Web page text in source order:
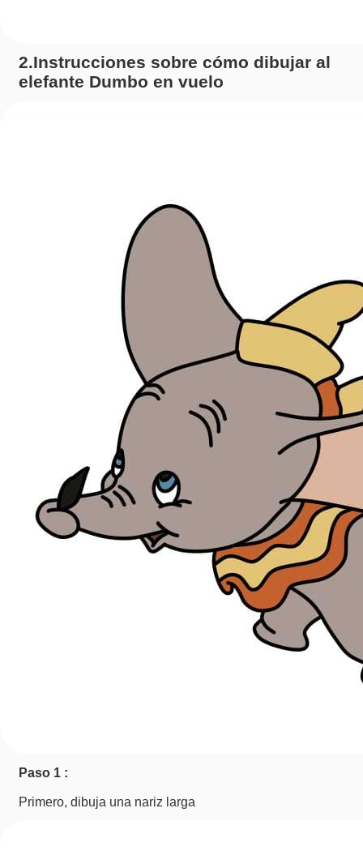
2.Instrucciones sobre cómo dibujar al
elefante Dumbo en vuelo
Paso 1 :
Primero, dibuja una nariz larga